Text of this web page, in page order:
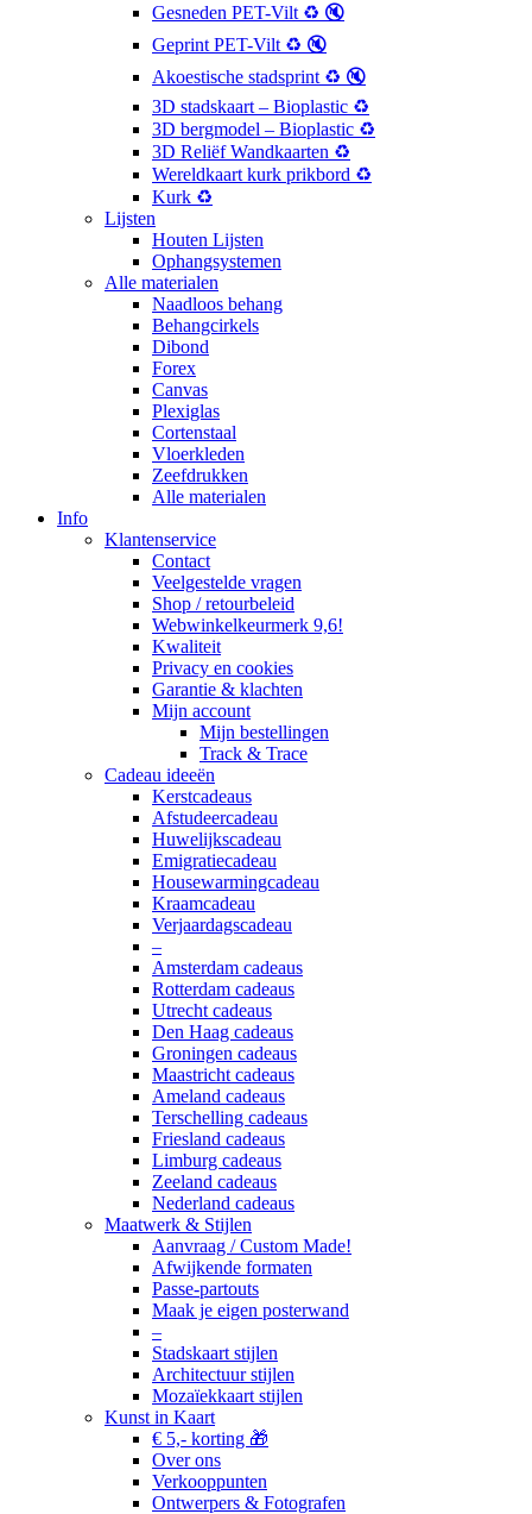
Gesneden PET-Vilt ♻️ 🔇
Geprint PET-Vilt ♻️ 🔇
Akoestische stadsprint ♻️ 🔇
3D stadskaart – Bioplastic ♻️
3D bergmodel – Bioplastic ♻️
3D Reliëf Wandkaarten ♻️
Wereldkaart kurk prikbord ♻️
Kurk ♻️
Lijsten
Houten Lijsten
Ophangsystemen
Alle materialen
Naadloos behang
Behangcirkels
Dibond
Forex
Canvas
Plexiglas
Cortenstaal
Vloerkleden
Zeefdrukken
Alle materialen
Info
Klantenservice
Contact
Veelgestelde vragen
Shop / retourbeleid
Webwinkelkeurmerk 9,6!
Kwaliteit
Privacy en cookies
Garantie & klachten
Mijn account
Mijn bestellingen
Track & Trace
Cadeau ideeën
Kerstcadeaus
Afstudeercadeau
Huwelijkscadeau
Emigratiecadeau
Housewarmingcadeau
Kraamcadeau
Verjaardagscadeau
–
Amsterdam cadeaus
Rotterdam cadeaus
Utrecht cadeaus
Den Haag cadeaus
Groningen cadeaus
Maastricht cadeaus
Ameland cadeaus
Terschelling cadeaus
Friesland cadeaus
Limburg cadeaus
Zeeland cadeaus
Nederland cadeaus
Maatwerk & Stijlen
Aanvraag / Custom Made!
Afwijkende formaten
Passe-partouts
Maak je eigen posterwand
–
Stadskaart stijlen
Architectuur stijlen
Mozaïekkaart stijlen
Kunst in Kaart
€ 5,- korting 🎁
Over ons
Verkooppunten
Ontwerpers & Fotografen